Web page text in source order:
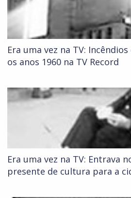
Era uma vez na TV:
os anos 1960 na TV Record
Era uma vez na TV: Entrava
presente de cultura para a